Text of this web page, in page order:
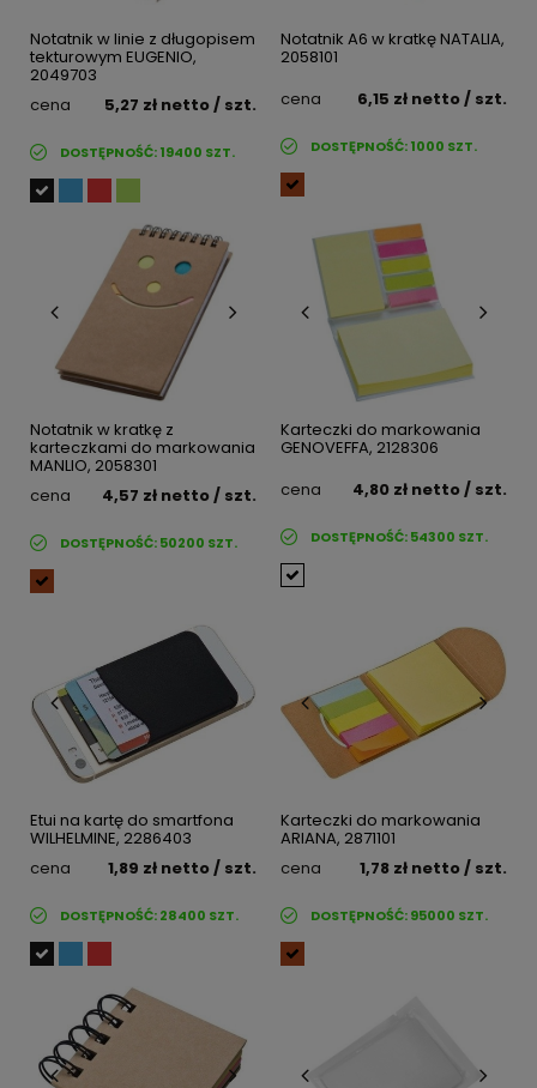
Notatnik w linie z długopisem
tekturowym EUGENIO,
2049703
cena
5,27 zł netto/ szt.
DOSTĘPNOŚĆ:19400 SZT.
Notatnik A6 w kratkę NATALIA,
2058101
cena
6,15 zł netto/ szt.
DOSTĘPNOŚĆ:1000 SZT.
Notatnik w kratkę z
karteczkami do markowania
MANLIO, 2058301
cena
4,57 zł netto/ szt.
DOSTĘPNOŚĆ:50200 SZT.
Karteczki do markowania
GENOVEFFA, 2128306
cena
4,80 zł netto/ szt.
DOSTĘPNOŚĆ:54300 SZT.
Etui na kartę do smartfona
WILHELMINE, 2286403
cena
1,89 zł netto/ szt.
DOSTĘPNOŚĆ:28400 SZT.
Karteczki do markowania
ARIANA, 2871101
cena
1,78 zł netto/ szt.
DOSTĘPNOŚĆ:95000 SZT.